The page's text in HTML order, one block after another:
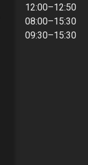
12:00–12:50
08:00–15:30
09:30–15:30